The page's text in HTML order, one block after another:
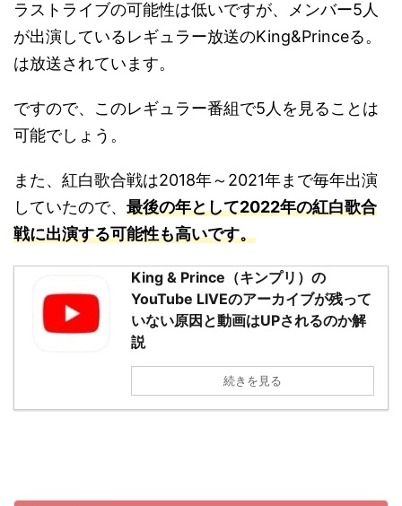
ラストライブの可能性は低いですが、メンバー5人
が出演しているレギュラー放送のKing&Princeる。
は放送されています。
ですので、このレギュラー番組で5人を見ることは
可能でしょう。
また、紅白歌合戦は2018年～2021年まで毎年出演
していたので、 最後の年として2022年の紅白歌合
戦に出演する可能性も高いです。
King & Prince（キンプリ）の
YouTube LIVEのアーカイブが残って
いない原因と動画はUPされるのか解
説
続きを見る